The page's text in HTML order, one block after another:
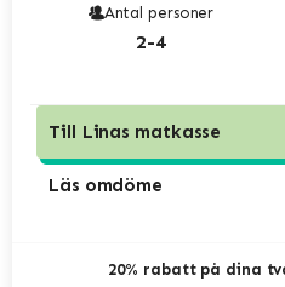
Antal personer
2-4
Till Linas matkasse
Läs omdöme
20% rabatt på dina